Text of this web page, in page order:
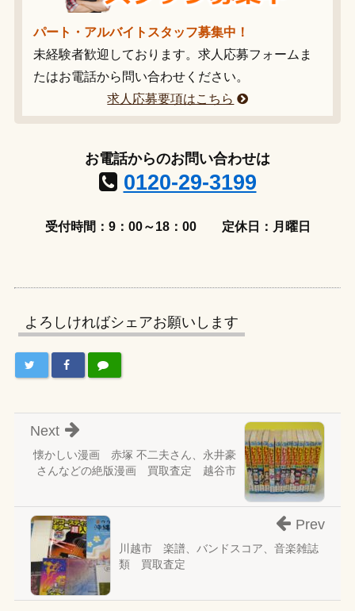
パート・アルバイトスタッフ募集中！
未経験者歓迎しております。求人応募フォームま
たはお電話から問い合わせください。
求人応募要項はこちら
お電話からのお問い合わせは
0120-29-3199
受付時間：9：00～18：00 定休日：月曜日
よろしければシェアお願いします
懐かしい漫画 赤塚 不二夫さん、永井豪
さんなどの絶版漫画 買取査定 越谷市
Next
川越市 楽譜、バンドスコア、音楽雑誌
類 買取査定
Prev